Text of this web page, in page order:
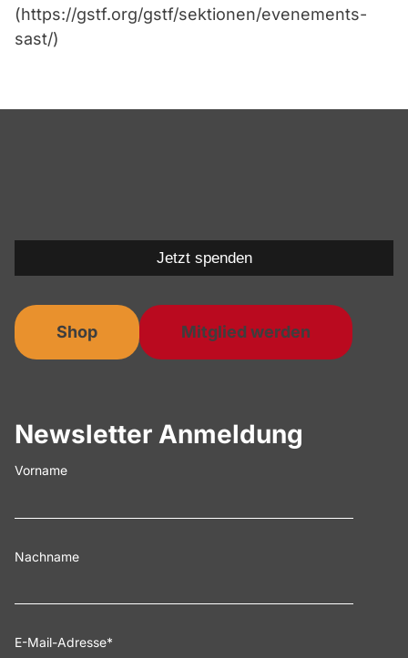
(https://gstf.org/gstf/sektionen/evenements-
sast/)
Shop Mitglied werden
Newsletter Anmeldung
Vorname
Nachname
E-Mail-Adresse*
Jetzt spenden